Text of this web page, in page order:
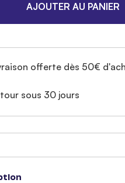
AJOUTER AU PANIER
offerte dès 50€
sous 30 jours